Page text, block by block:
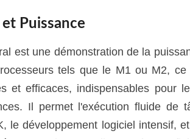
Puissance
est une démonstration de la
tels que le M1 ou M2,
et efficaces, indispensables pour
Il permet l'exécution fluide de
le développement logiciel intensif,